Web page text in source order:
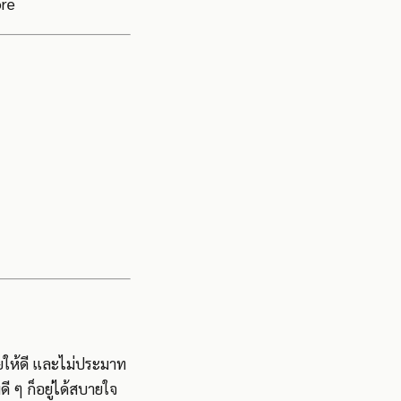
ให้ดี และไม่ประมาท
ๆ ก็อยู่ได้สบายใจ